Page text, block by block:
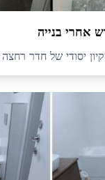
אחרי בנייה
יסודי של חדר